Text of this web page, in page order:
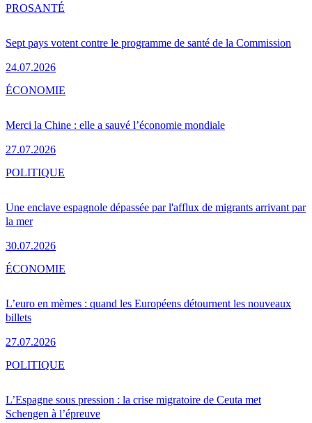
Sept pays votent contre le programme de santé de la Commission
24.07.2026
PROSANTÉ
Merci la Chine : elle a sauvé l’économie mondiale
27.07.2026
ÉCONOMIE
Une enclave espagnole dépassée par l'afflux de migrants arrivant par
la mer
30.07.2026
POLITIQUE
L’euro en mèmes : quand les Européens détournent les nouveaux
billets
27.07.2026
ÉCONOMIE
L’Espagne sous pression : la crise migratoire de Ceuta met
Schengen à l’épreuve
POLITIQUE